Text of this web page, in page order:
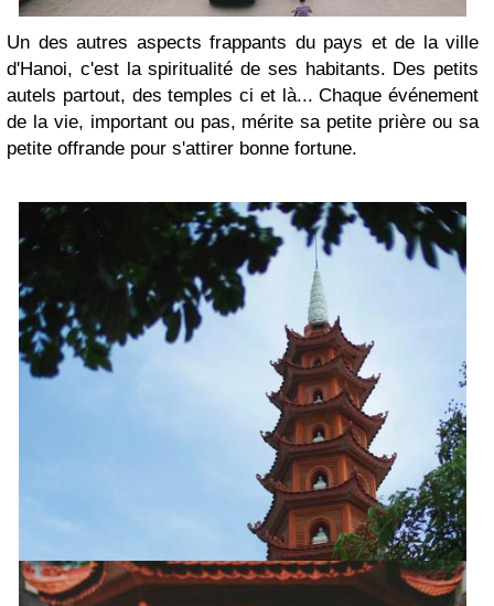
Un des autres aspects frappants du pays et de la ville
d'Hanoi, c'est la spiritualité de ses habitants. Des petits
autels partout, des temples ci et là... Chaque événement
de la vie, important ou pas, mérite sa petite prière ou sa
petite offrande pour s'attirer bonne fortune.